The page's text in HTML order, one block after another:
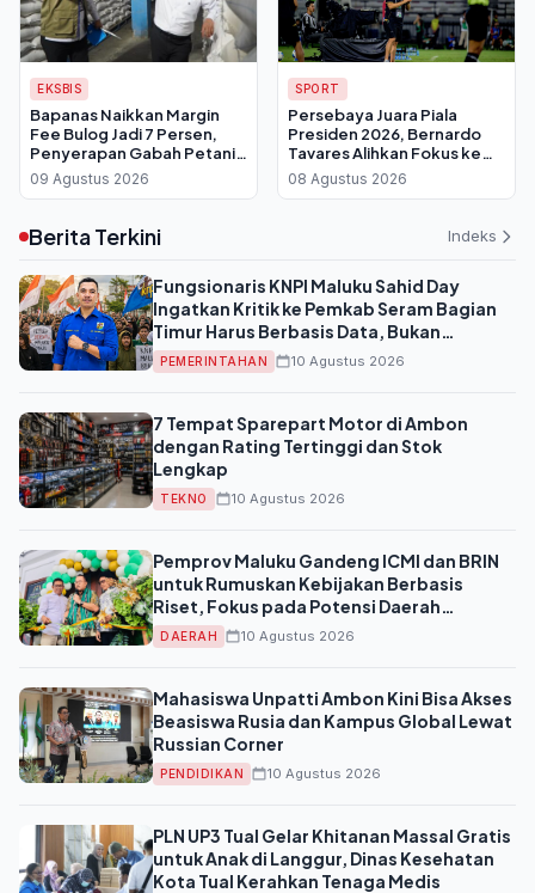
EKSBIS
Bapanas Naikkan Margin
Fee Bulog Jadi 7 Persen,
Penyerapan Gabah Petani
Tembus 3,5 Juta Ton
09 Agustus 2026
SPORT
Persebaya Juara Piala
Presiden 2026, Bernardo
Tavares Alihkan Fokus ke
Super League dan Uji Coba
Lawan Penang FC
08 Agustus 2026
Berita Terkini Indeks
Fungsionaris KNPI Maluku Sahid Day
Ingatkan Kritik ke Pemkab Seram Bagian
Timur Harus Berbasis Data, Bukan
Menghambat Pembangunan
PEMERINTAHAN 10 Agustus 2026
7 Tempat Sparepart Motor di Ambon
dengan Rating Tertinggi dan Stok
Lengkap
TEKNO 10 Agustus 2026
Pemprov Maluku Gandeng ICMI dan BRIN
untuk Rumuskan Kebijakan Berbasis
Riset, Fokus pada Potensi Daerah
Kepulauan
DAERAH 10 Agustus 2026
Mahasiswa Unpatti Ambon Kini Bisa Akses
Beasiswa Rusia dan Kampus Global Lewat
Russian Corner
PENDIDIKAN 10 Agustus 2026
PLN UP3 Tual Gelar Khitanan Massal Gratis
untuk Anak di Langgur, Dinas Kesehatan
Kota Tual Kerahkan Tenaga Medis